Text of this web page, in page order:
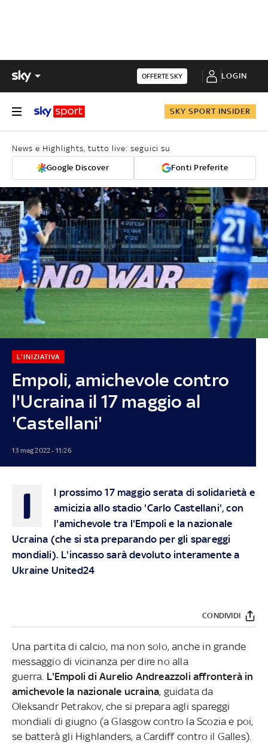
OFFERTE SKY LOGIN
SKY SPORT INSIDER
News e Highlights, tutto live: seguici su
Google Discover Fonti Preferite
Empoli, amichevole contro
l'Ucraina il 17 maggio al
'Castellani'
L'INIZIATIVA
13 mag 2022 - 11:26
I
l prossimo 17 maggio serata di solidarietà e
amicizia allo stadio 'Carlo Castellani', con
l'amichevole tra l'Empoli e la nazionale
Ucraina (che si sta preparando per gli spareggi
mondiali). L'incasso sarà devoluto interamente a
Ukraine United24
CONDIVIDI
Una partita di calcio, ma non solo, anche in grande
messaggio di vicinanza per dire no alla
guerra. L'Empoli di Aurelio Andreazzoli affronterà in
amichevole la nazionale ucraina, guidata da
Oleksandr Petrakov, che si prepara agli spareggi
mondiali di giugno (a Glasgow contro la Scozia e poi,
se batterà gli Highlanders, a Cardiff contro il Galles).